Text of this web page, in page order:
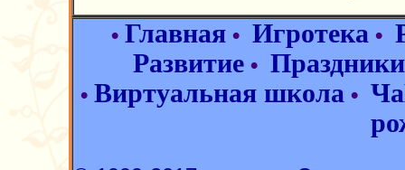
• Главная • Игротека •
Развитие• Праздники
• Виртуальная школа •